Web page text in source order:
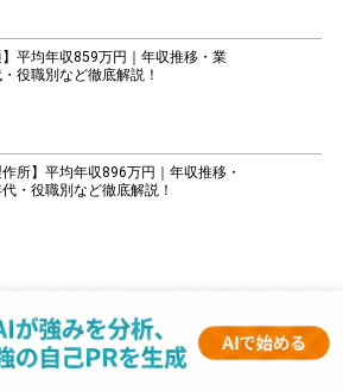
】平均年収859万円｜年収推移・業
役職別など徹底解説！
作所】平均年収896万円｜年収推移・
・役職別など徹底解説！